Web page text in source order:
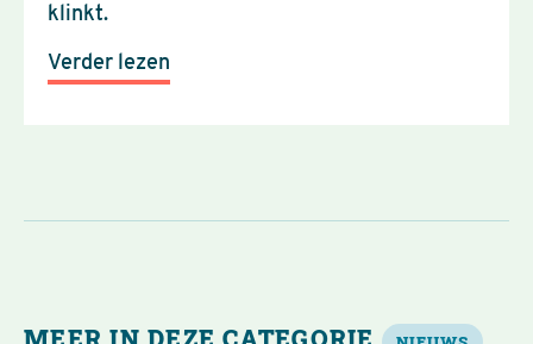
klinkt.
Verder lezen